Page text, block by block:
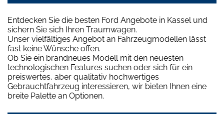
Entdecken Sie die besten Ford Angebote in Kassel und
sichern Sie sich Ihren Traumwagen.
Unser vielfältiges Angebot an Fahrzeugmodellen lässt
fast keine Wünsche offen.
Ob Sie ein brandneues Modell mit den neuesten
technologischen Features suchen oder sich für ein
preiswertes, aber qualitativ hochwertiges
Gebrauchtfahrzeug interessieren, wir bieten Ihnen eine
breite Palette an Optionen.